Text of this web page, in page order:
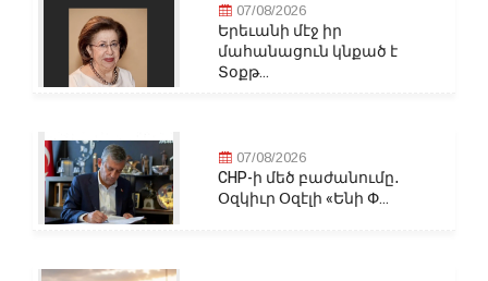
07/08/2026
Երեւանի մէջ իր
մահանացուն կնքած է
Տօքթ...
07/08/2026
CHP-ի մեծ բաժանումը․
Օզկիւր Օզէլի «Ենի Փ...